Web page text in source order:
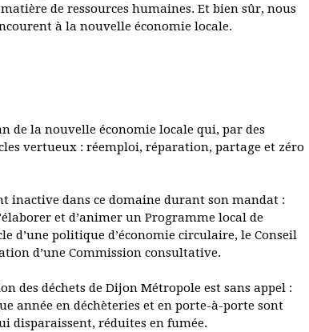
de ressources humaines. Et bien sûr, nous
à la nouvelle économie locale.
de la nouvelle économie locale qui, par des
vertueux : réemploi, réparation, partage et zéro
inactive dans ce domaine durant son mandat :
et d’animer un Programme local de
d’une politique d’économie circulaire, le Conseil
d’une Commission consultative.
des déchets de Dijon Métropole est sans appel :
année en déchèteries et en porte-à-porte sont
disparaissent, réduites en fumée.